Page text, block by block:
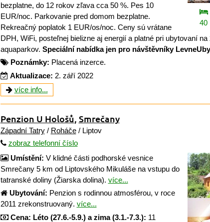
40
bezplatne, do 12 rokov zľava cca 50 %. Pes 10
EUR/noc. Parkovanie pred domom bezplatne.
Rekreačný poplatok 1 EUR/os/noc. Ceny sú vrátane
DPH, WiFi, posteľnej bielizne aj energií a platné pri ubytovaní
aquaparkov. Speciální nabídka jen pro návštěvníky
Poznámky: Placená inzerce.
Aktualizace: 2. září 2022
více info...
Penzion U Hološů, Smrečany
Západní Tatry/ Roháče/ Liptov
zobraz telefonní číslo
Umístění: V klidné části podhorské vesnice
Smrečany 5 km od Liptovského Mikuláše na vstupu do
tatranské doliny (Žiarska dolina). více...
Ubytování: Penzion s rodinnou atmosférou, v roce
2011 zrekonstruovaný. více...
Cena: Léto (27.6.-5.9.) a zima (3.1.-7.3.): 11